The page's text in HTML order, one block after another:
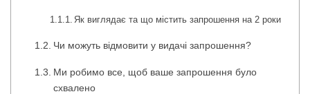
Як виглядає та що містить запрошення на 2 роки
Чи можуть відмовити у видачі запрошення?
Ми робимо все, щоб ваше запрошення було
схвалено